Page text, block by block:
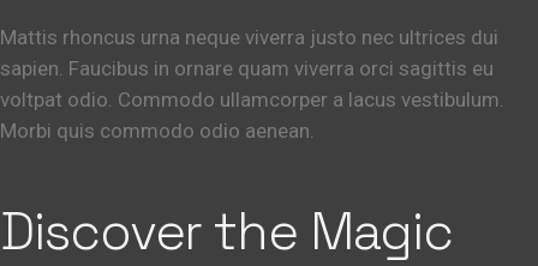
Mattis rhoncus urna neque viverra justo nec ultrices dui
sapien. Faucibus in ornare quam viverra orci sagittis eu
voltpat odio. Commodo ullamcorper a lacus vestibulum.
Morbi quis commodo odio aenean.
Discover the Magic